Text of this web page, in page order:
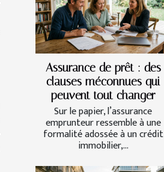
Assurance de prêt : des
clauses méconnues qui
peuvent tout changer
Sur le papier, l’assurance
emprunteur ressemble à une
formalité adossée à un crédit
immobilier,...